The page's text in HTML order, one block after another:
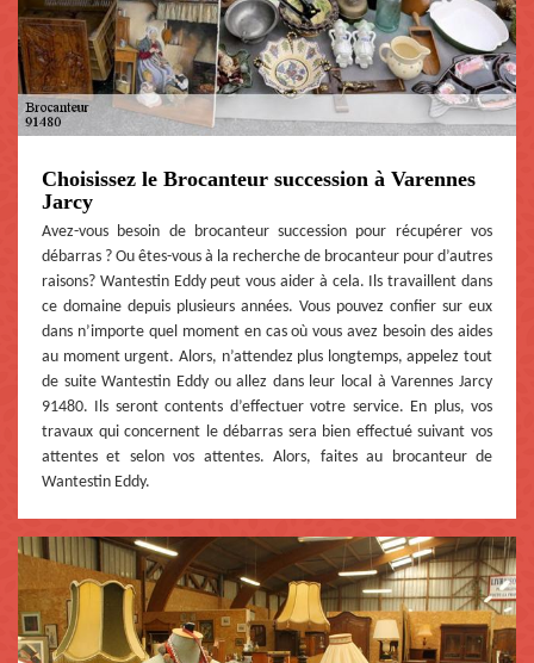
Choisissez le Brocanteur succession à Varennes
Jarcy
Avez-vous besoin de brocanteur succession pour récupérer vos
débarras ? Ou êtes-vous à la recherche de brocanteur pour d’autres
raisons? Wantestin Eddy peut vous aider à cela. Ils travaillent dans
ce domaine depuis plusieurs années. Vous pouvez confier sur eux
dans n’importe quel moment en cas où vous avez besoin des aides
au moment urgent. Alors, n’attendez plus longtemps, appelez tout
de suite Wantestin Eddy ou allez dans leur local à Varennes Jarcy
91480. Ils seront contents d’effectuer votre service. En plus, vos
travaux qui concernent le débarras sera bien effectué suivant vos
attentes et selon vos attentes. Alors, faites au brocanteur de
Wantestin Eddy.